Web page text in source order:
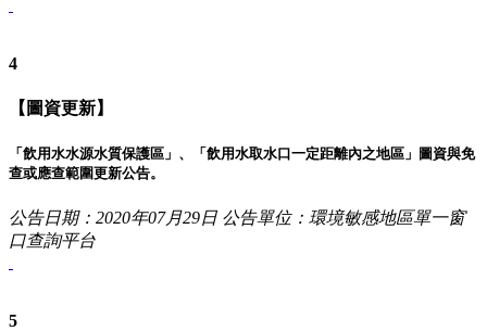
4
【圖資更新】
「飲用水水源水質保護區」、「飲用水取水口一定距離內之地區」圖資與免
查或應查範圍更新公告。
公告日期：2020年07月29日 公告單位：環境敏感地區單一窗
口查詢平台
5